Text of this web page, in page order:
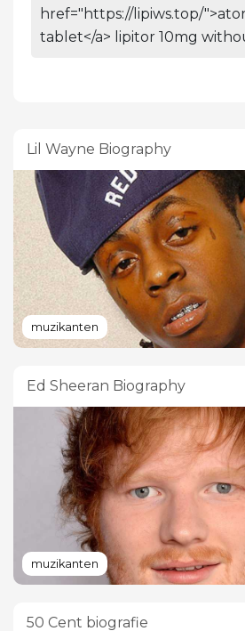
href="https://lipiws.top/
tablet</a> lipitor 10mg
Lil Wayne Biography
muzikanten
Ed Sheeran Biography
muzikanten
50 Cent biografie